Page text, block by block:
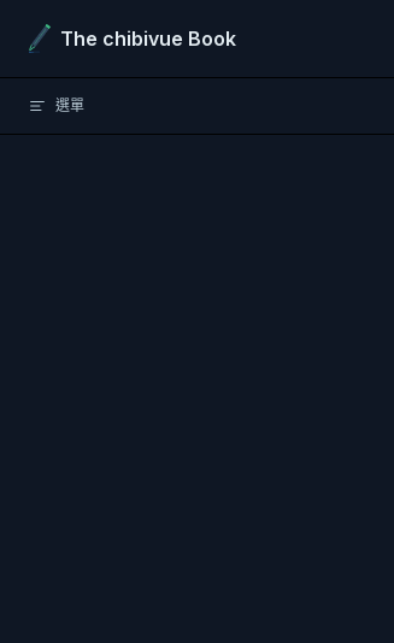
Skip to content
The chibivue Book
選單